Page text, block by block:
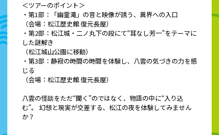
＜ツアーのポイント＞
・第1部：「幽霊滝」の音と映像が誘う、異界への入口
（会場：松江歴史館 復元長屋）
・第2部：松江城・二ノ丸下の段にて“耳なし芳一”をテーマに
した謎解き
（松江城山公園に移動）
・第3部：静寂の時間の時間を体験し、八雲の気づきの力を感
じる
（会場：松江歴史館 復元長屋）
八雲の怪談をただ“聞く”のではなく、物語の中に“入り込
む”。 幻想と現実が交差する、松江の夜を体験してみません
か？